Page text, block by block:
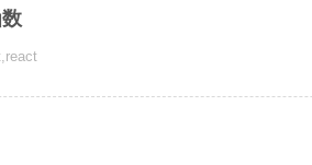
,react